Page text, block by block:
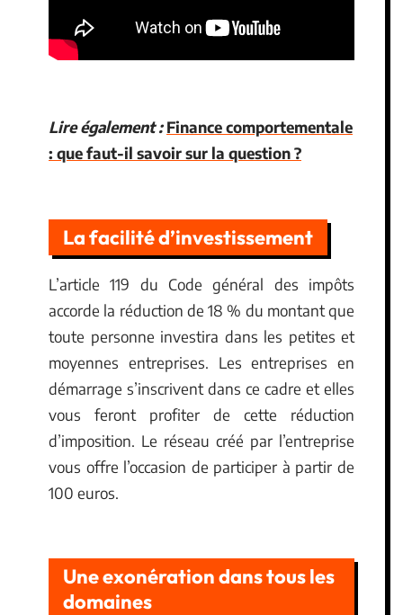
Lire également : Finance comportementale
: que faut-il savoir sur la question ?
La facilité d’investissement
L’article 119 du Code général des impôts
accorde la réduction de 18 % du montant que
toute personne investira dans les petites et
moyennes entreprises. Les entreprises en
démarrage s’inscrivent dans ce cadre et elles
vous feront profiter de cette réduction
d’imposition. Le réseau créé par l’entreprise
vous offre l’occasion de participer à partir de
100 euros.
Une exonération dans tous les
domaines